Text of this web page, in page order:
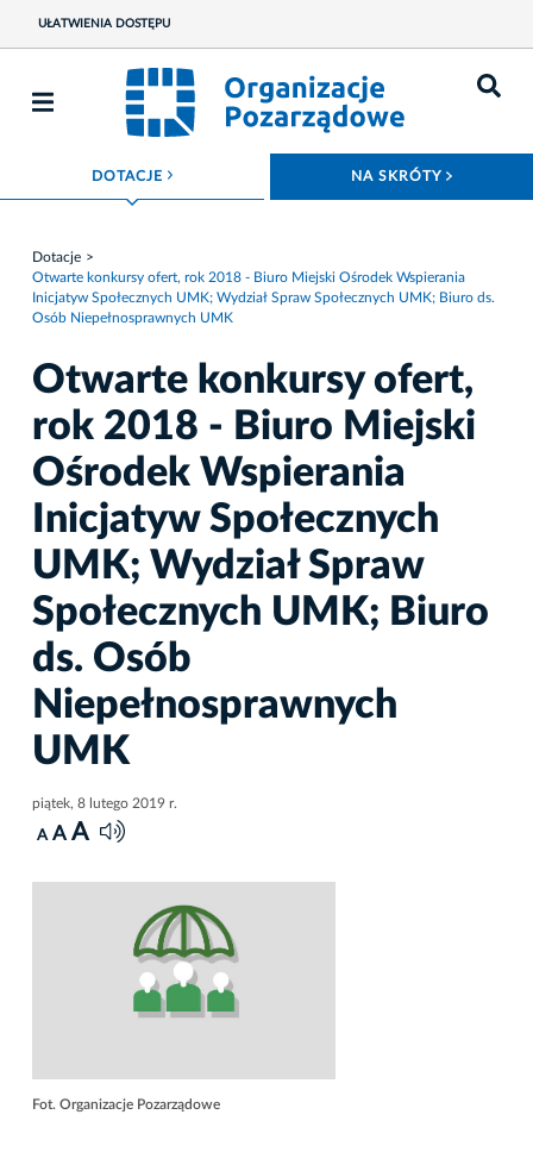
UŁATWIENIA DOSTĘPU
DOTACJE ROZWIŃ MENU NA SKRÓTY
Dotacje
Otwarte konkursy ofert, rok 2018 - Biuro Miejski Ośrodek Wspierania
Inicjatyw Społecznych UMK; Wydział Spraw Społecznych UMK; Biuro ds.
Osób Niepełnosprawnych UMK
Otwarte konkursy ofert,
rok 2018 - Biuro Miejski
Ośrodek Wspierania
Inicjatyw Społecznych
UMK; Wydział Spraw
Społecznych UMK; Biuro
ds. Osób
Niepełnosprawnych
UMK
piątek, 8 lutego 2019 r.
A A A
Fot. Organizacje Pozarządowe